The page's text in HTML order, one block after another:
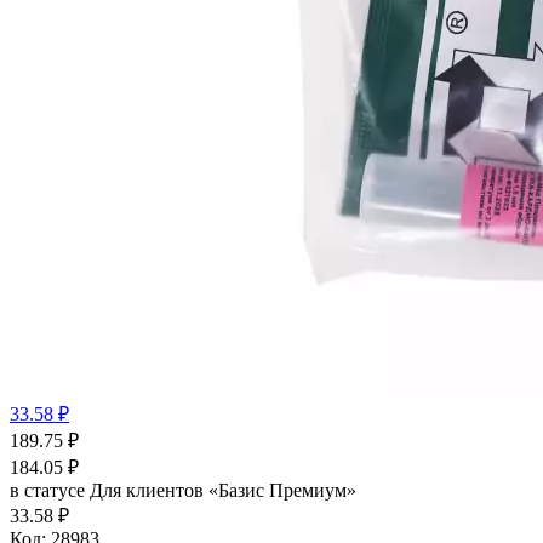
33.58 ₽
189.75 ₽
184.05 ₽
в статусе Для клиентов «Базис Премиум»
33.58 ₽
Код: 28983